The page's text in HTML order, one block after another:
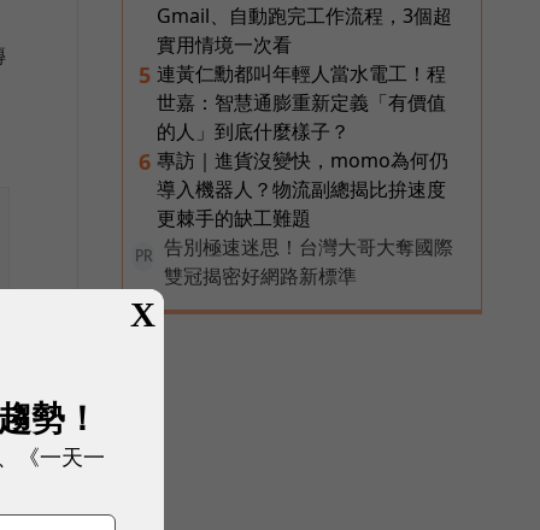
Gmail、自動跑完工作流程，3個超
實用情境一次看
5 連黃仁勳都叫年輕人當水電工！程
世嘉：智慧通膨重新定義「有價值
的人」到底什麼樣子？
6 專訪｜進貨沒變快，momo為何仍
導入機器人？物流副總揭比拚速度
更棘手的缺工難題
PR
告別極速迷思！台灣大哥大奪國際
雙冠揭密好網路新標準
X
勢！
《一天一